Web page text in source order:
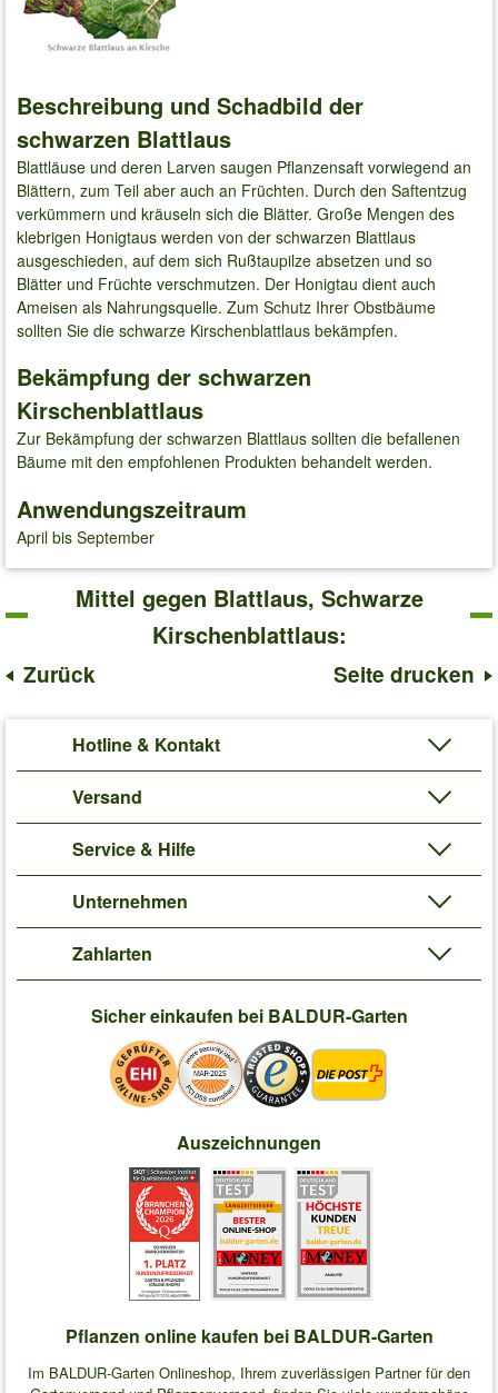
Beschreibung und Schadbild der
schwarzen Blattlaus
Blattläuse und deren Larven saugen Pflanzensaft vorwiegend an
Blättern, zum Teil aber auch an Früchten. Durch den Saftentzug
verkümmern und kräuseln sich die Blätter. Große Mengen des
klebrigen Honigtaus werden von der schwarzen Blattlaus
ausgeschieden, auf dem sich Rußtaupilze absetzen und so
Blätter und Früchte verschmutzen. Der Honigtau dient auch
Ameisen als Nahrungsquelle. Zum Schutz Ihrer Obstbäume
sollten Sie die schwarze Kirschenblattlaus bekämpfen.
Bekämpfung der schwarzen
Kirschenblattlaus
Zur Bekämpfung der schwarzen Blattlaus sollten die befallenen
Bäume mit den empfohlenen Produkten behandelt werden.
Anwendungszeitraum
April bis September
Mittel gegen Blattlaus, Schwarze
Kirschenblattlaus:
Zurück Seite drucken
Hotline & Kontakt
Versand
Service & Hilfe
Unternehmen
Zahlarten
Sicher einkaufen bei BALDUR-Garten
Auszeichnungen
Pflanzen online kaufen bei BALDUR-Garten
Im BALDUR-Garten Onlineshop, Ihrem zuverlässigen Partner für den